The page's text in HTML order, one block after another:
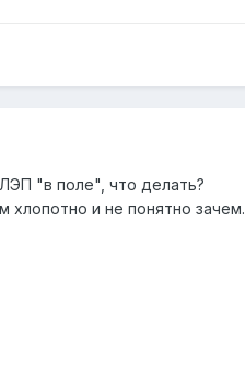
"в поле", что делать?
и не понятно зачем.